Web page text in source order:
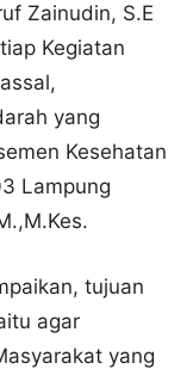
Zainudin, S.E
Kegiatan
yang
Kesehatan
Lampung
tujuan
agar
yang